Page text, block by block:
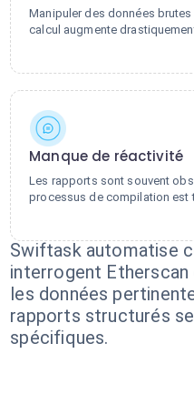
Manipuler des données
calcul augmente
Manque de réactivité
Les rapports sont souvent
processus de compilation est
Swiftask automatise
interrogent
les données
rapports structurés
spécifiques.